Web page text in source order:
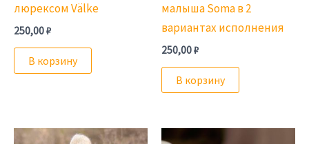
люрексом Välke
250,00₽
В корзину
малыша Soma в 2
вариантах исполнения
250,00₽
В корзину